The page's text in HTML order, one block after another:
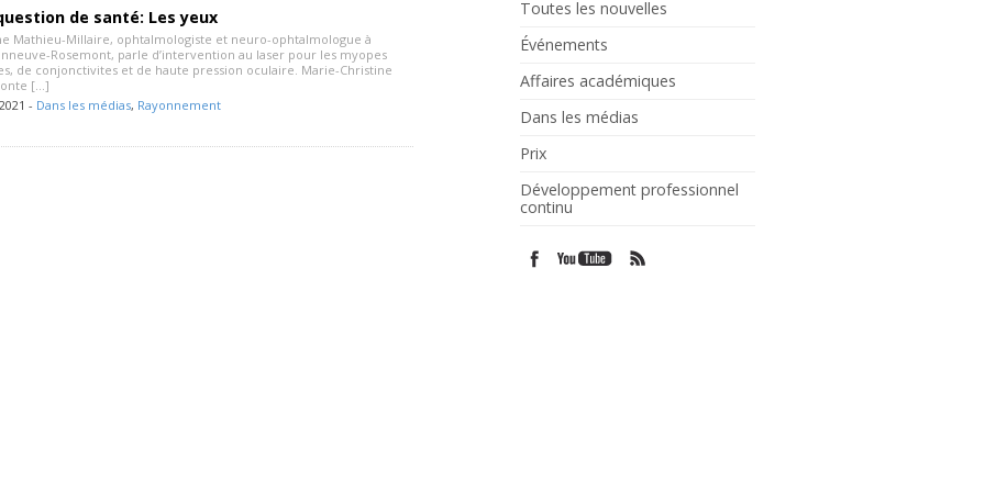
de santé: Les yeux
Mathieu-Millaire, ophtalmologiste et neuro-ophtalmologue à
Rosemont, parle d’intervention au laser pour les myopes
de conjonctivites et de haute pression oculaire. Marie-Christine
[…]
- Dans les médias, Rayonnement
Toutes les nouvelles
Événements
Affaires académiques
Dans les médias
Prix
Développement professionnel
continu